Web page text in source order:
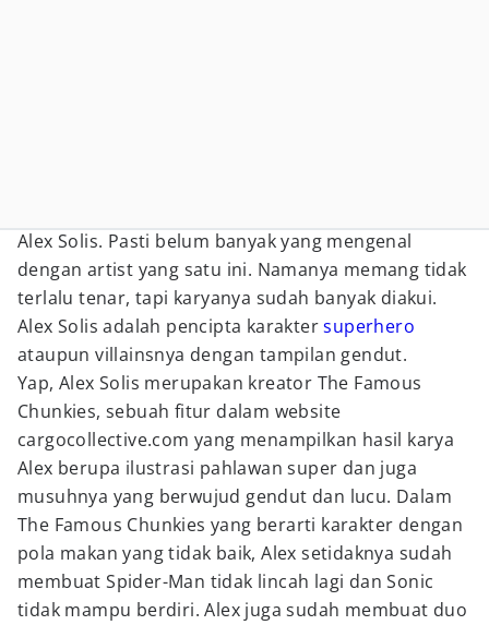
Alex Solis. Pasti belum banyak yang mengenal
dengan artist yang satu ini. Namanya memang tidak
terlalu tenar, tapi karyanya sudah banyak diakui.
Alex Solis adalah pencipta karaktersuperhero
ataupun villainsnya dengan tampilan gendut.
Yap, Alex Solis merupakan kreator The Famous
Chunkies, sebuah fitur dalam website
cargocollective.com yang menampilkan hasil karya
Alex berupa ilustrasi pahlawan super dan juga
musuhnya yang berwujud gendut dan lucu. Dalam
The Famous Chunkies yang berarti karakter dengan
pola makan yang tidak baik, Alex setidaknya sudah
membuat Spider-Man tidak lincah lagi dan Sonic
tidak mampu berdiri. Alex juga sudah membuat duo